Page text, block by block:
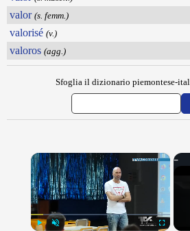
valor (s. femm.)
valorisé (v.)
valoros (agg.)
Sfoglia il dizionario piemontese-
×